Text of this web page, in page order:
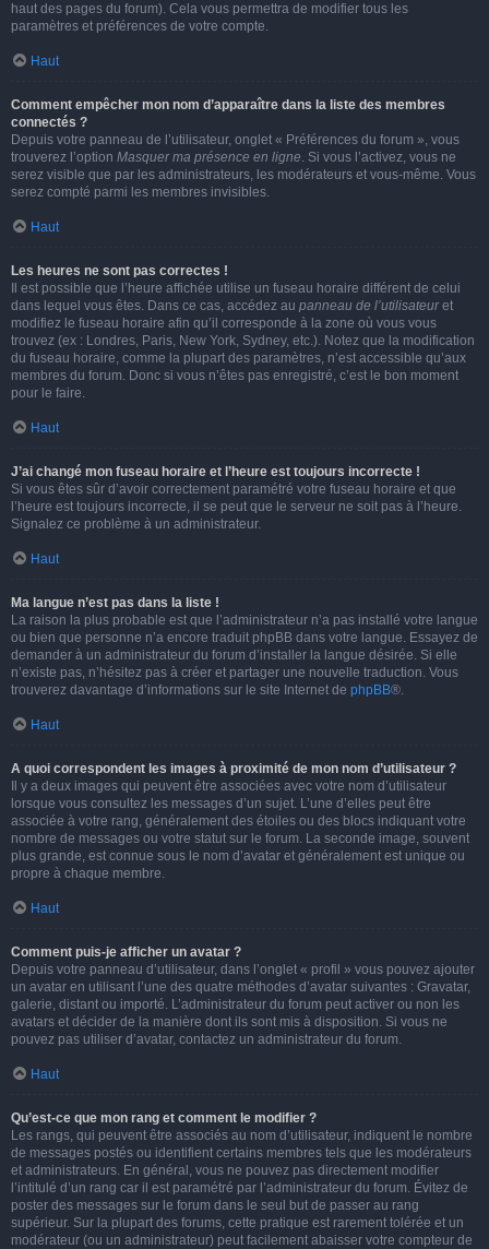
haut des pages du forum). Cela vous permettra de modifier tous les
paramètres et préférences de votre compte.
Haut
Comment empêcher mon nom d’apparaître dans la liste des membres
connectés ?
Depuis votre panneau de l’utilisateur, onglet « Préférences du forum », vous
trouverez l’option Masquer ma présence en ligne. Si vous l’activez, vous ne
serez visible que par les administrateurs, les modérateurs et vous-même. Vous
serez compté parmi les membres invisibles.
Haut
Les heures ne sont pas correctes !
Il est possible que l’heure affichée utilise un fuseau horaire différent de celui
dans lequel vous êtes. Dans ce cas, accédez au panneau de l’utilisateuret
modifiez le fuseau horaire afin qu’il corresponde à la zone où vous vous
trouvez (ex : Londres, Paris, New York, Sydney, etc.). Notez que la modification
du fuseau horaire, comme la plupart des paramètres, n’est accessible qu’aux
membres du forum. Donc si vous n’êtes pas enregistré, c’est le bon moment
pour le faire.
Haut
J’ai changé mon fuseau horaire et l’heure est toujours incorrecte !
Si vous êtes sûr d’avoir correctement paramétré votre fuseau horaire et que
l’heure est toujours incorrecte, il se peut que le serveur ne soit pas à l’heure.
Signalez ce problème à un administrateur.
Haut
Ma langue n’est pas dans la liste !
La raison la plus probable est que l’administrateur n’a pas installé votre langue
ou bien que personne n’a encore traduit phpBB dans votre langue. Essayez de
demander à un administrateur du forum d’installer la langue désirée. Si elle
n’existe pas, n’hésitez pas à créer et partager une nouvelle traduction. Vous
trouverez davantage d’informations sur le site Internet de phpBB®.
Haut
A quoi correspondent les images à proximité de mon nom d’utilisateur ?
Il y a deux images qui peuvent être associées avec votre nom d’utilisateur
lorsque vous consultez les messages d’un sujet. L’une d’elles peut être
associée à votre rang, généralement des étoiles ou des blocs indiquant votre
nombre de messages ou votre statut sur le forum. La seconde image, souvent
plus grande, est connue sous le nom d’avatar et généralement est unique ou
propre à chaque membre.
Haut
Comment puis-je afficher un avatar ?
Depuis votre panneau d’utilisateur, dans l’onglet « profil » vous pouvez ajouter
un avatar en utilisant l’une des quatre méthodes d’avatar suivantes : Gravatar,
galerie, distant ou importé. L’administrateur du forum peut activer ou non les
avatars et décider de la manière dont ils sont mis à disposition. Si vous ne
pouvez pas utiliser d’avatar, contactez un administrateur du forum.
Haut
Qu’est-ce que mon rang et comment le modifier ?
Les rangs, qui peuvent être associés au nom d’utilisateur, indiquent le nombre
de messages postés ou identifient certains membres tels que les modérateurs
et administrateurs. En général, vous ne pouvez pas directement modifier
l’intitulé d’un rang car il est paramétré par l’administrateur du forum. Évitez de
poster des messages sur le forum dans le seul but de passer au rang
supérieur. Sur la plupart des forums, cette pratique est rarement tolérée et un
modérateur (ou un administrateur) peut facilement abaisser votre compteur de